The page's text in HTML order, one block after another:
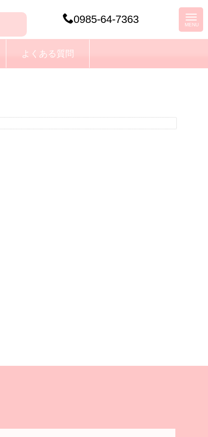
0985-64-7363
よくある質問